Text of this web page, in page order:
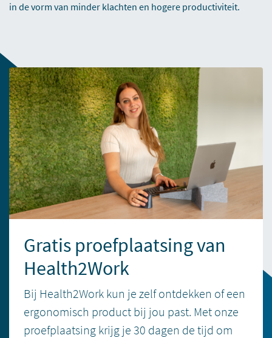
in de vorm van minder klachten en hogere productiviteit.
Gratis proefplaatsing van
Health2Work
Bij Health2Work kun je zelf ontdekken of een
ergonomisch product bij jou past. Met onze
proefplaatsing krijg je 30 dagen de tijd om